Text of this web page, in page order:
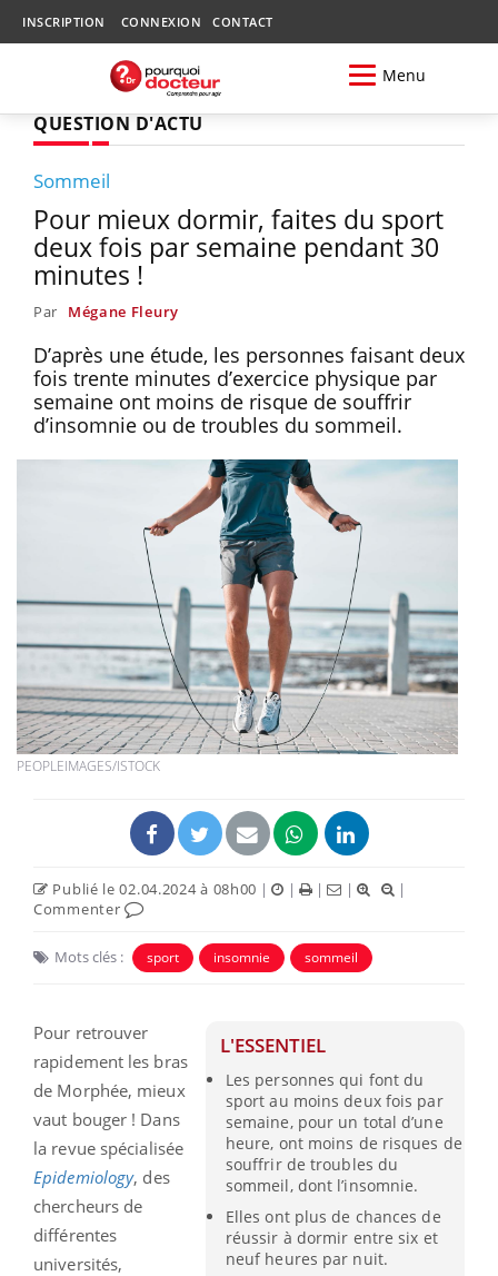
INSCRIPTION CONNEXION CONTACT
Menu
QUESTION D'ACTU
Sommeil
Pour mieux dormir, faites du sport
deux fois par semaine pendant 30
minutes !
Par Mégane Fleury
D’après une étude, les personnes faisant deux
fois trente minutes d’exercice physique par
semaine ont moins de risque de souffrir
d’insomnie ou de troubles du sommeil.
PEOPLEIMAGES/ISTOCK
Publié le 02.04.2024 à 08h00 | | | |
|
Commenter
Mots clés : sport insomnie sommeil
L'ESSENTIEL
Les personnes qui font du
sport au moins deux fois par
semaine, pour un total d’une
heure, ont moins de risques de
souffrir de troubles du
sommeil, dont l’insomnie.
Elles ont plus de chances de
réussir à dormir entre six et
neuf heures par nuit.
Pour retrouver
rapidement les bras
de Morphée, mieux
vaut bouger ! Dans
la revue spécialisée
Epidemiology, des
chercheurs de
différentes
universités,